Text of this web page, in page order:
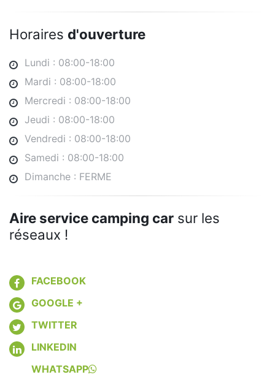
Horaires d'ouverture
Lundi : 08:00-18:00
Mardi : 08:00-18:00
Mercredi : 08:00-18:00
Jeudi : 08:00-18:00
Vendredi : 08:00-18:00
Samedi : 08:00-18:00
Dimanche : FERME
Aire service camping car sur les
réseaux !
FACEBOOK
GOOGLE +
TWITTER
LINKEDIN
WHATSAPP